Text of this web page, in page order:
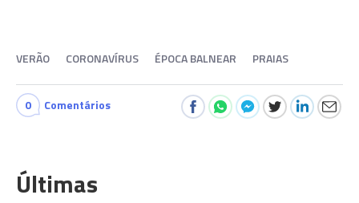
VERÃO CORONAVÍRUS ÉPOCA BALNEAR PRAIAS
0 Comentários
Últimas